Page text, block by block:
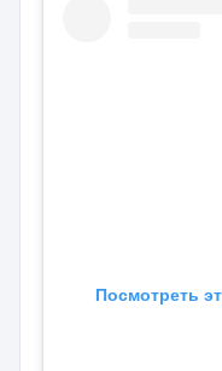
Посмотреть